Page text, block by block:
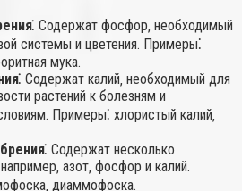
Содержат фосфор‚ необходимый
системы и цветения. Примеры⁚
мука.
Содержат калий‚ необходимый для
растений к болезням и
Примеры⁚ хлористый калий‚
Содержат несколько
азот‚ фосфор и калий.
диаммофоска.